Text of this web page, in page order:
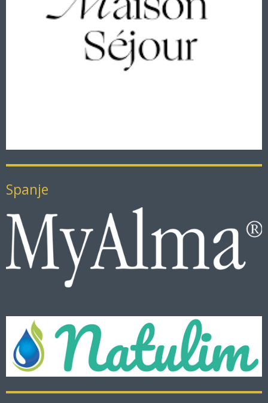
Spanje